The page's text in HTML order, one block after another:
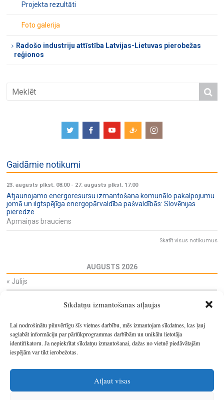
Sīkdatņu izmantošanas atļaujas
Lai nodrošinātu pilnvērtīgu šīs vietnes darbību, mēs izmantojam sīkdatnes, kas ļauj
saglabāt informāciju par pārlūkprogrammas darbībām un unikālu lietotāja
identifikatoru. Ja nepiekrītat sīkdatņu izmantošanai, dažas no vietnē piedāvātajām
iespējām var tikt ierobežotas.
Atļaut visas
Projekta rezultāti
Foto galerija
Radošo industriju attīstība Latvijas-Lietuvas pierobežas
reģionos
Gaidāmie notikumi
23. augusts plkst. 08:00- 27. augusts plkst. 17:00
Atjaunojamo energoresursu izmantošana komunālo pakalpojumu
jomā un ilgtspējīga energopārvaldība pašvaldībās: Slovēnijas
pieredze
Apmaiņas brauciens
Skatīt visus notikumus
AUGUSTS 2026
« Jūlijs
29 30 31 1
10
11 12 13 14 15
17
18 19 20 21 22
23
24
25 26
31
1 2 3 4 5 6